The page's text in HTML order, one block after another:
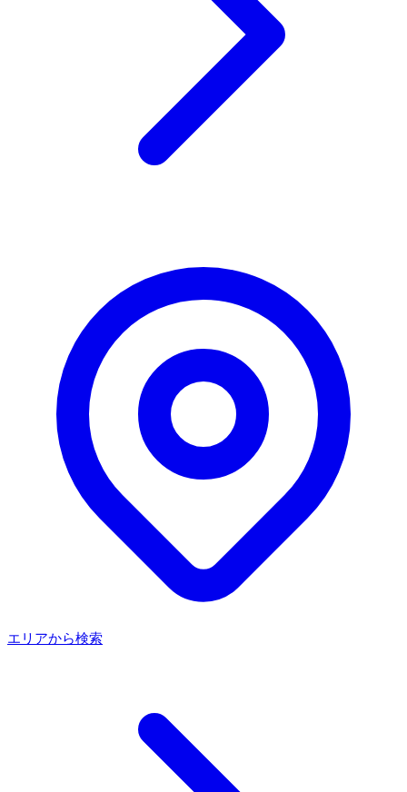
エリアから検索